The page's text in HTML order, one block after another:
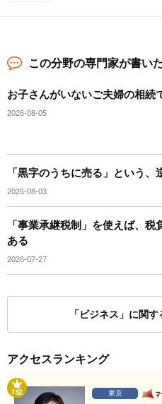
この分野の専門家が書い
お子さんがいないご夫婦の相続
2026-08-05
「黒字のうちに売る」という、
2026-08-03
「事業承継税制」を使えば、
ある
2026-07-27
「ビジネス」に関
アクセスランキング
1位 東京